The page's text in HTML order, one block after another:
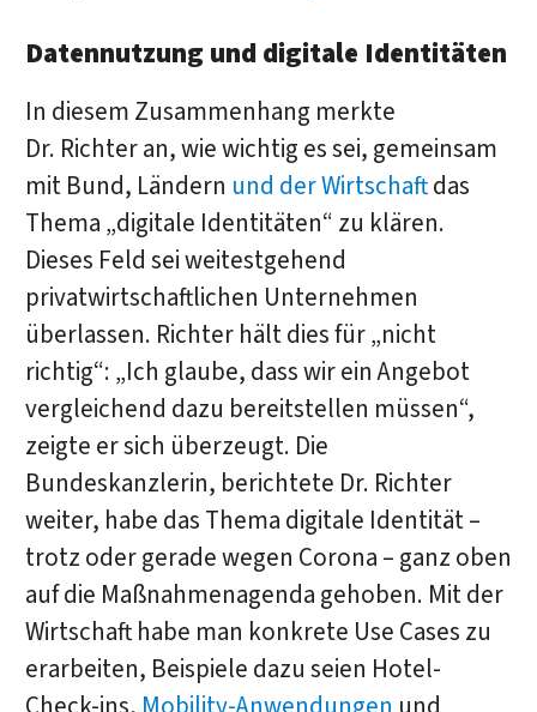
Datennutzung und digitale Identitäten
In diesem Zusammenhang merkte
Dr. Richter an, wie wichtig es sei, gemeinsam
mit Bund, Ländern und der Wirtschaftdas
Thema „digitale Identitäten“ zu klären.
Dieses Feld sei weitestgehend
privatwirtschaftlichen Unternehmen
überlassen. Richter hält dies für „nicht
richtig“: „Ich glaube, dass wir ein Angebot
vergleichend dazu bereitstellen müssen“,
zeigte er sich überzeugt. Die
Bundeskanzlerin, berichtete Dr. Richter
weiter, habe das Thema digitale Identität –
trotz oder gerade wegen Corona – ganz oben
auf die Maßnahmenagenda gehoben. Mit der
Wirtschaft habe man konkrete Use Cases zu
erarbeiten, Beispiele dazu seien Hotel-